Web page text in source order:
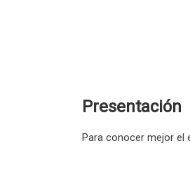
Presentación
Para conocer mejor el